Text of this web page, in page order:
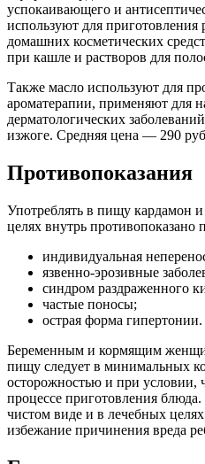
успокаивающего и
используют для
домашних косметических
при кашле и растворов для
Также масло используют для
ароматерапии, применяют для
дерматологических
изжоге. Средняя цена — 290
Противопоказания
Употреблять в пищу кардамон
целях внутрь
индивидуальная
язвенно-эрозивные
синдром раздраженного
частые поносы;
острая форма гипертонии.
Беременным и кормящим
пищу следует в минимальных
осторожностью и при условии,
процессе приготовления
чистом виде и в лечебных
избежание причинения вреда